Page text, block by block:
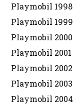
Playmobil 1998
Playmobil 1999
Playmobil 2000
Playmobil 2001
Playmobil 2002
Playmobil 2003
Playmobil 2004